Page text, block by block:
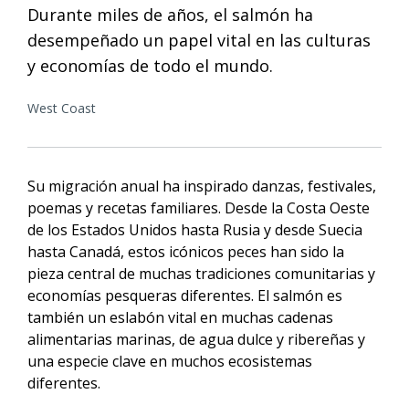
Durante miles de años, el salmón ha
desempeñado un papel vital en las culturas
y economías de todo el mundo.
West Coast
Su migración anual ha inspirado danzas, festivales,
poemas y recetas familiares. Desde la Costa Oeste
de los Estados Unidos hasta Rusia y desde Suecia
hasta Canadá, estos icónicos peces han sido la
pieza central de muchas tradiciones comunitarias y
economías pesqueras diferentes. El salmón es
también un eslabón vital en muchas cadenas
alimentarias marinas, de agua dulce y ribereñas y
una especie clave en muchos ecosistemas
diferentes.